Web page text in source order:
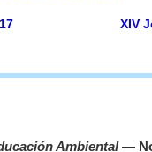
XIV
Ambiental—